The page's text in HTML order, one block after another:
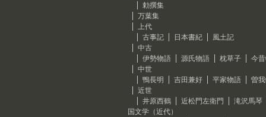
勅撰集
万葉集
上代
古事記
日本書紀
風土記
中古
伊勢物語
源氏物語 枕草子
今
中世
鴨長明
吉田兼好 平家物語
曽
近世
井原西鶴
近松門左衛門
滝沢馬琴
国文学（近代）